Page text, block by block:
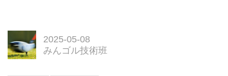
2025-05-08
みんゴル技術班